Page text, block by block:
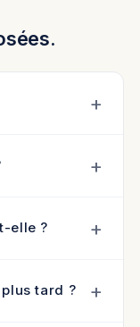
elle ?
tard ?